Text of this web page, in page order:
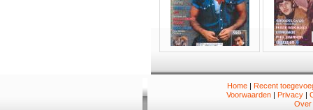
Home| Recent
Voorwaarden | Privacy |
Over